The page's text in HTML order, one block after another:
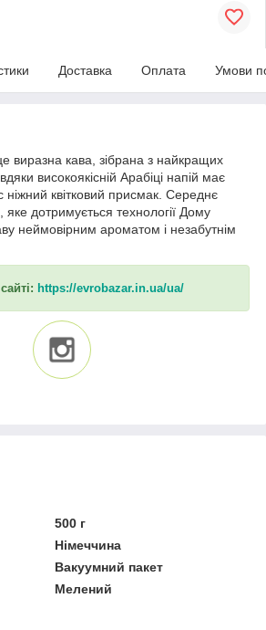
Доставка Оплата Умови
виразна кава, зібрана з найкращих
високоякісній Арабіці напій має
ніжний квітковий присмак. Середнє
дотримується технології Дому
неймовірним ароматом і незабутнім
https://evrobazar.in.ua/ua/
500 г
Німеччина
Вакуумний пакет
Мелений